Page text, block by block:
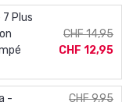
Plus
CHF 14,95
CHF 12,95
-
CHF 9,95